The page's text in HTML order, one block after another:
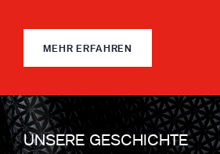
MEHR ERFAHREN
UNSERE GESCHICHTE